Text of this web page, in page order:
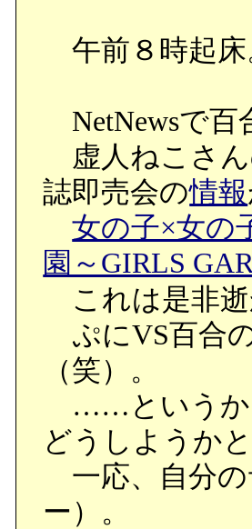
■デブリ課皆
課長補佐「や
第三事業部の
ラビィとエー
第二事業部
ィスの前で立
背中を押され
うと待ち構え
やっぱり、
ラビィなのだ
午前８時起床
NetNewsで百
虚人ねこさ
誌即売会の情報
女の子×女の
園～GIRLS
これは是非
ぷにVS百合
（笑）。
……というか
どうしようか
一応、自分
ー）。